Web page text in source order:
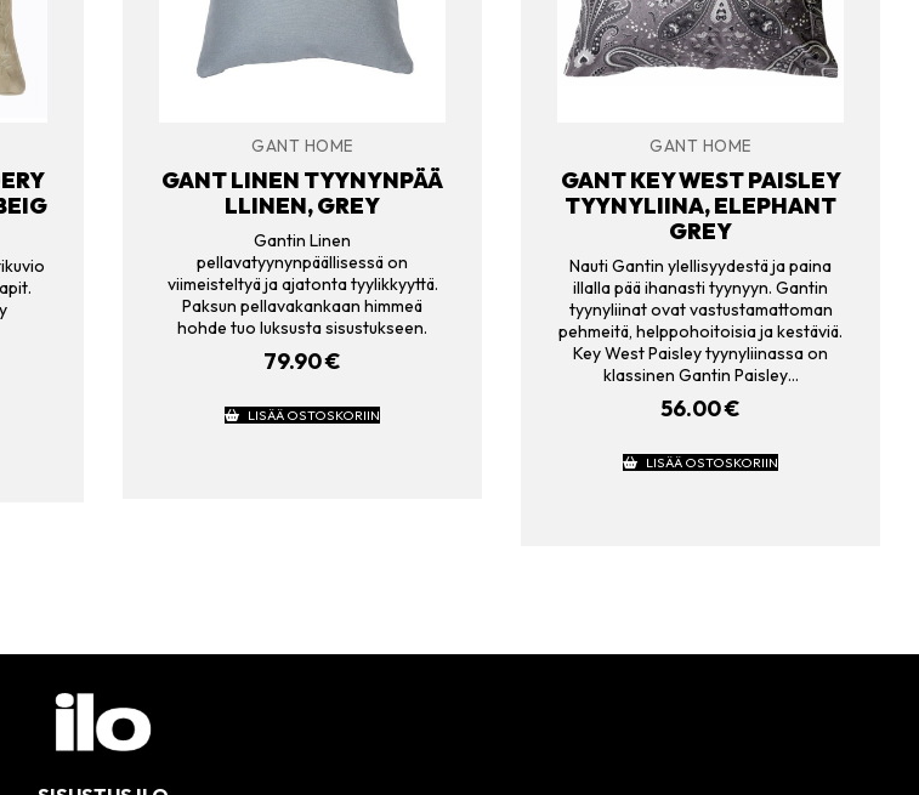
GANT HOME
GANT LINEN TYYNYNPÄÄ
LLINEN, GREY
Gantin Linen
pellavatyynynpäällisessä on
viimeisteltyä ja ajatonta tyylikkyyttä.
Paksun pellavakankaan himmeä
hohde tuo luksusta sisustukseen.
79.90€
LISÄÄ OSTOSKORIIN
GANT HOME
GANT KEY WEST PAISLEY
TYYNYLIINA, ELEPHANT
GREY
Nauti Gantin ylellisyydestä ja paina
illalla pää ihanasti tyynyyn. Gantin
tyynyliinat ovat vastustamattoman
pehmeitä, helppohoitoisia ja kestäviä.
Key West Paisley tyynyliinassa on
klassinen Gantin Paisley…
56.00€
LISÄÄ OSTOSKORIIN